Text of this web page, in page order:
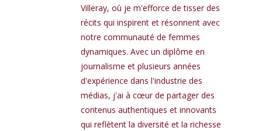
Villeray, où je m'efforce de tisser des
récits qui inspirent et résonnent avec
notre communauté de femmes
dynamiques. Avec un diplôme en
journalisme et plusieurs années
d'expérience dans l'industrie des
médias, j'ai à cœur de partager des
contenus authentiques et innovants
qui reflètent la diversité et la richesse